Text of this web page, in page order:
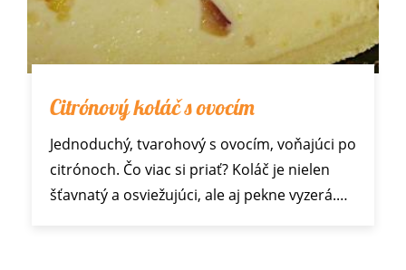
Citrónový koláč s ovocím
Jednoduchý, tvarohový s ovocím, voňajúci po
citrónoch. Čo viac si priať? Koláč je nielen
šťavnatý a osviežujúci, ale aj pekne vyzerá.…